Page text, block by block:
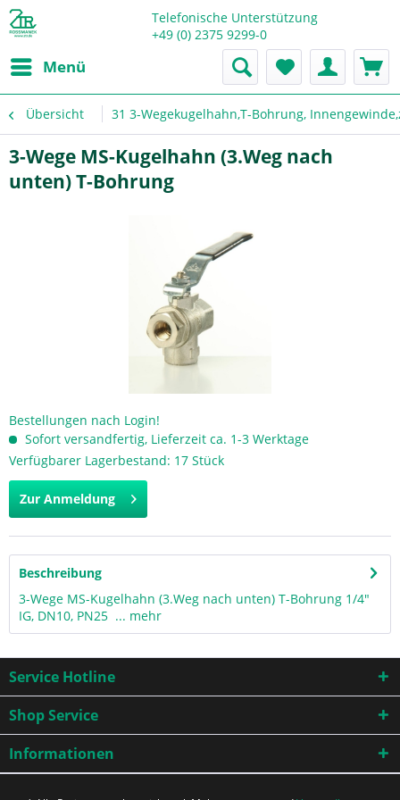
Telefonische Unterstützung
+49 (0) 2375 9299-0
Menü
Übersicht 31 3-Wegekugelhahn,T-Bohrung,
3-Wege MS-Kugelhahn (3.Weg nach
unten) T-Bohrung
Bestellungen nach Login!
Sofort versandfertig, Lieferzeit ca. 1-3 Werktage
Verfügbarer Lagerbestand: 17 Stück
Zur Anmeldung
Beschreibung
3-Wege MS-Kugelhahn (3.Weg nach unten) T-Bohrung 1/4"
IG, DN10, PN25 ... mehr
Service Hotline
Shop Service
Informationen